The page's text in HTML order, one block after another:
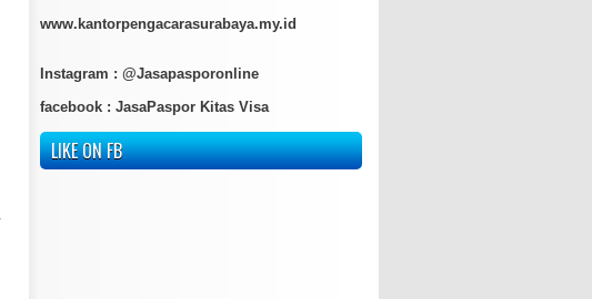
www.kantorpengacarasurabaya.my.id
Instagram : @Jasapasporonline
facebook : JasaPaspor Kitas Visa
LIKE ON FB